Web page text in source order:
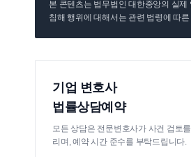
본 콘텐츠는 법무법인 대한중앙의 실
침해 행위에 대해서는 관련 법령에 따
기업 변호사
법률상담예약
모든 상담은 전문변호사가 사건 검토
리며, 예약 시간 준수를 부탁드립니다.